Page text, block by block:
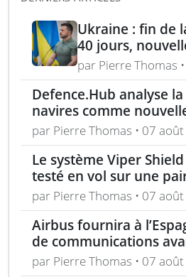
Ukraine : fin de
40 jours,
contre
élimination
Moscou
par Pierre Thomas
Defence.Hub analyse
navires comme
système MACS
par Pierre Thomas • 07
Le système Viper
testé en vol sur une
Edwards AFB
par Pierre Thomas • 07
Airbus fournira à
de communications
NG-III
par Pierre Thomas • 07